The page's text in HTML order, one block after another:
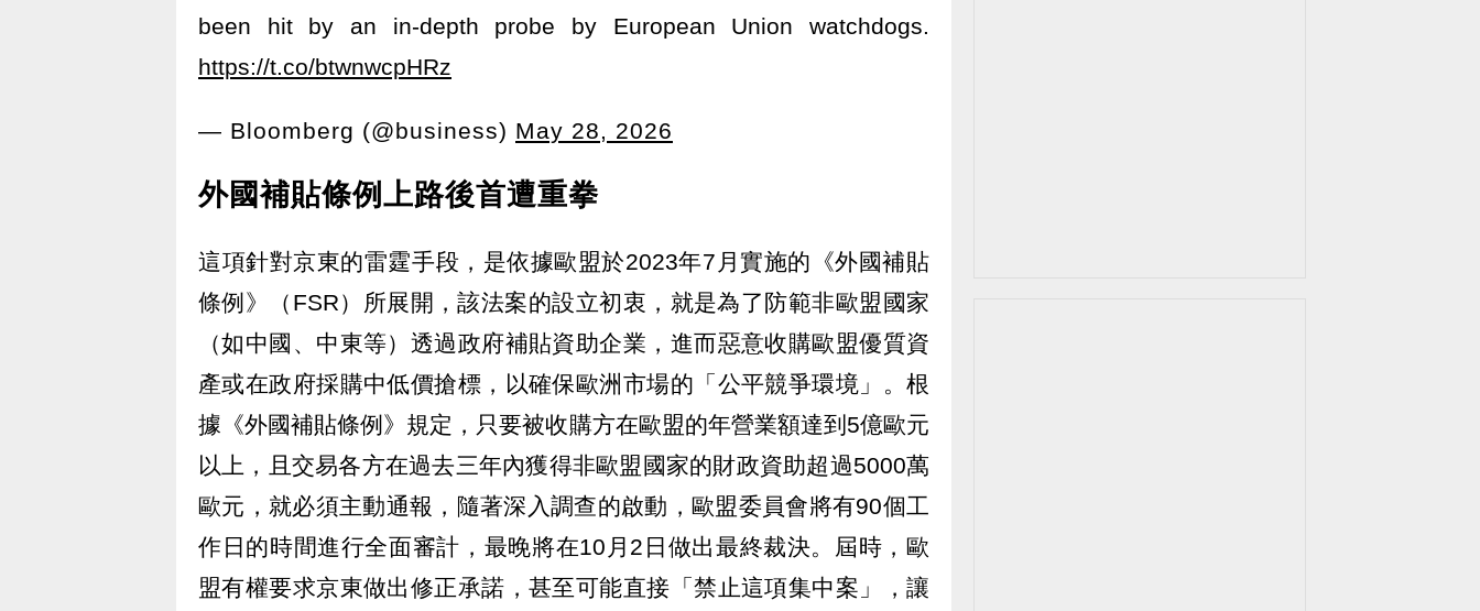
been hit by an in-depth probe by European Union watchdogs.
https://t.co/btwnwcpHRz
— Bloomberg (@business) May 28, 2026
外國補貼條例上路後首遭重拳
這項針對京東的雷霆手段，是依據歐盟於2023年7月實施的《外國補貼
條例》（FSR）所展開，該法案的設立初衷，就是為了防範非歐盟國家
（如中國、中東等）透過政府補貼資助企業，進而惡意收購歐盟優質資
產或在政府採購中低價搶標，以確保歐洲市場的「公平競爭環境」。根
據《外國補貼條例》規定，只要被收購方在歐盟的年營業額達到5億歐元
以上，且交易各方在過去三年內獲得非歐盟國家的財政資助超過5000萬
歐元，就必須主動通報，隨著深入調查的啟動，歐盟委員會將有90個工
作日的時間進行全面審計，最晚將在10月2日做出最終裁決。屆時，歐
盟有權要求京東做出修正承諾，甚至可能直接「禁止這項集中案」，讓